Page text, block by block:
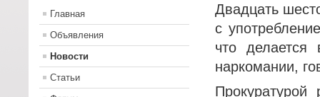
Главная
Объявления
Новости
Статьи
Двадцать
с
что
наркомании,